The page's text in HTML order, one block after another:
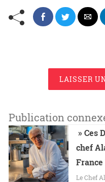
LAISSER
Publication
» Ces
chef
Le Chef